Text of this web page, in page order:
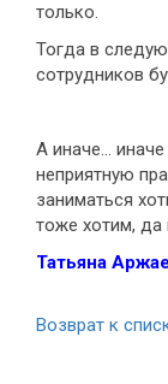
только.
Тогда в
сотрудников
А иначе…
неприятную
заниматься
тоже хотим, да
Татьяна
Возврат к